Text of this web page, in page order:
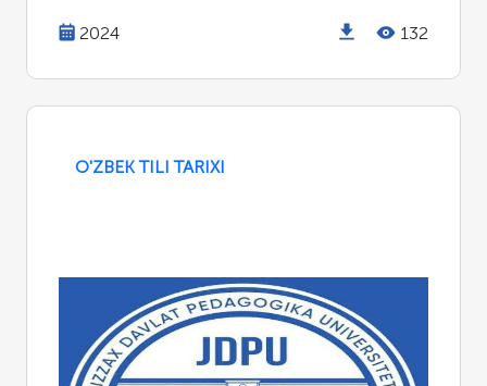
2024 132
O'ZBEK TILI TARIXI